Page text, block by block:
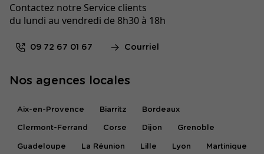
Contactez notre Service clients
du lundi au vendredi de 8h30 à 18h
09 72 67 01 67 Courriel
Nos agences locales
Aix-en-Provence Biarritz Bordeaux
Clermont-Ferrand Corse Dijon Grenoble
Guadeloupe La Réunion Lille Lyon Martinique